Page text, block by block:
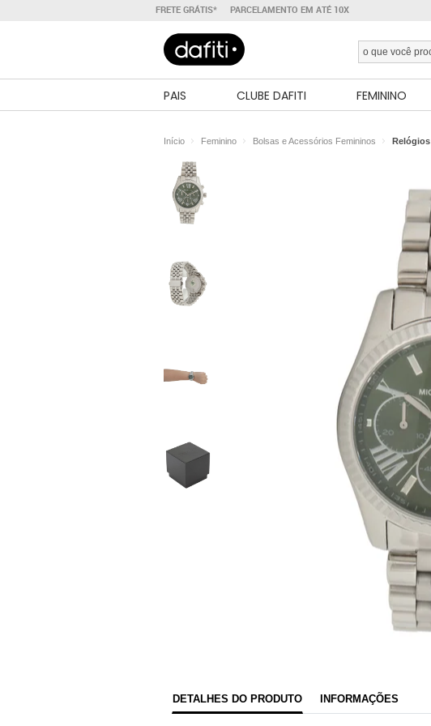
FRETE GRÁTIS* PARCELAMENTO EM ATÉ 10X
PAIS CLUBE DAFITI FEMININO
Início Feminino Bolsas e Acessórios Femininos Relógios
Dafiti
DETALHES DO PRODUTO INFORMAÇÕES